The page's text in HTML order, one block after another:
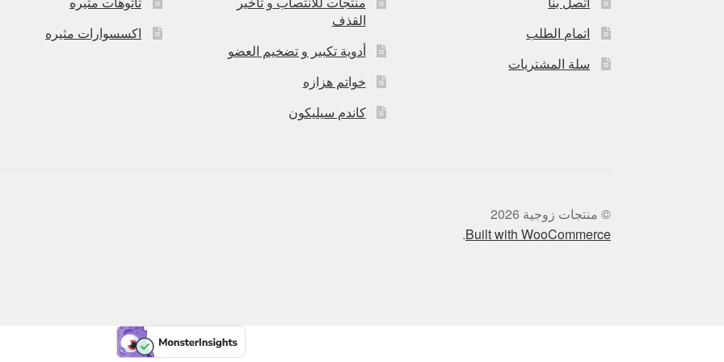
اتمام الطلب
سلة المشتريات
القذف
أدوية تكبير و تضخيم العضو
خواتم هزازه
كاندم سيليكون
اكسسوارات مثيره
© منتجات زوجية 2026
Built with WooCommerce
.